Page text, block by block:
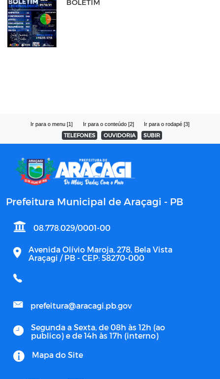
BOLETIM
Ir para o menu [1] Ir para o conteúdo [2] Ir para o rodapé [3]
TELEFONES OUVIDORIA SUBIR
Prefeitura Municipal de Araçagi - PB
08.778.029/0001-00
Avenida Olívio Maroja, 278, Bela Vista
Araçagi / PB - CEP: 58270-000
prefeitura@aracagi.pb.gov
Segunda a Sexta, de 08h às 12h (ao
publico) e de 14h às 17h (interno)
Mapa do Site